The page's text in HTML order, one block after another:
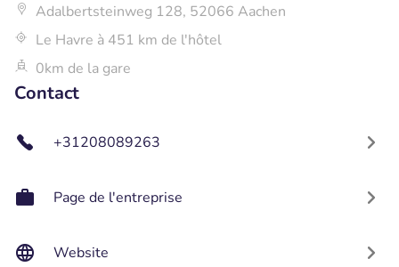
Adalbertsteinweg 128, 52066 Aachen
Le Havre à 451 km de l'hôtel
0km de la gare
Contact
+31208089263
Page de l'entreprise
Website